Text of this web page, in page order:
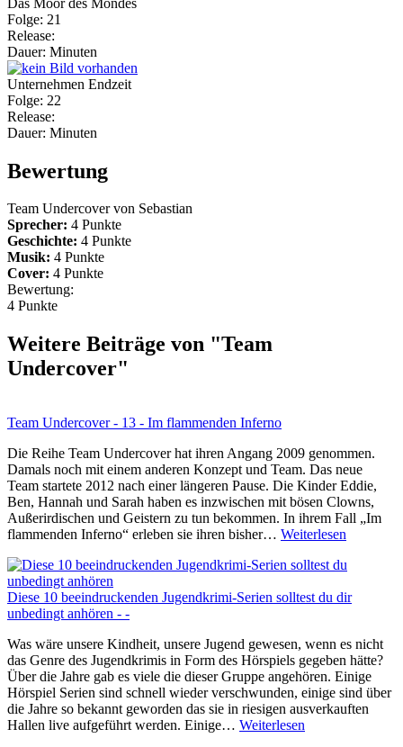
Folge: 21
Release:
Dauer: Minuten
Unternehmen Endzeit
Folge: 22
Release:
Dauer: Minuten
Bewertung
Team Undercover von Sebastian
Sprecher: 4 Punkte
Geschichte: 4 Punkte
Musik: 4 Punkte
Cover: 4 Punkte
Bewertung:
4 Punkte
Weitere Beiträge von "Team
Undercover"
Team Undercover - 13 - Im flammenden Inferno
Die Reihe Team Undercover hat ihren Angang 2009 genommen.
Damals noch mit einem anderen Konzept und Team. Das neue
Team startete 2012 nach einer längeren Pause. Die Kinder Eddie,
Ben, Hannah und Sarah haben es inzwischen mit bösen Clowns,
Außerirdischen und Geistern zu tun bekommen. In ihrem Fall „Im
flammenden Inferno“ erleben sie ihren bisher… Weiterlesen
–
Diese 10 beeindruckenden Jugendkrimi-Serien solltest du dir
unbedingt anhören - -
Was wäre unsere Kindheit, unsere Jugend gewesen, wenn es nicht
das Genre des Jugendkrimis in Form des Hörspiels gegeben hätte?
Über die Jahre gab es viele die dieser Gruppe angehören. Einige
Hörspiel Serien sind schnell wieder verschwunden, einige sind über
die Jahre so bekannt geworden das sie in riesigen ausverkauften
Hallen live aufgeführt werden. Einige… Weiterlesen